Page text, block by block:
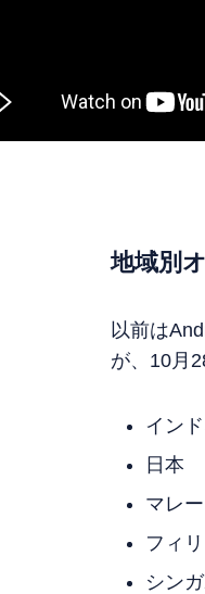
地域別
以前は
が、10月
イン
日本
マレ
フィ
シン